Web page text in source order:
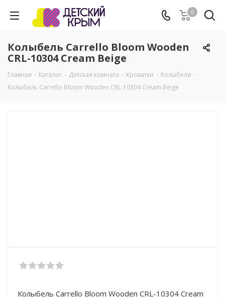
0
Колыбель Carrello Bloom Wooden
CRL-10304 Cream Beige
Главная - Каталог - Детская комната - Кроватки - Колыбели -
Колыбель Carrello Bloom Wooden CRL-10304 Cream Beige
Колыбель Carrello Bloom Wooden CRL-10304 Cream